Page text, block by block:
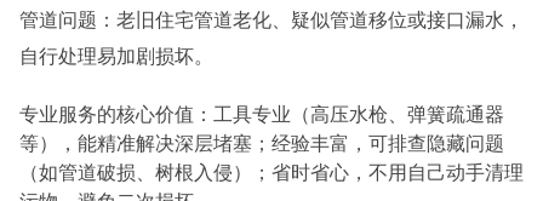
管道问题：老旧住宅管道老化、疑似管道移位或接口漏水，
自行处理易加剧损坏。
专业服务的核心价值：工具专业（高压水枪、弹簧疏通器
等），能精准解决深层堵塞；经验丰富，可排查隐藏问题
（如管道破损、树根入侵）；省时省心，不用自己动手清理